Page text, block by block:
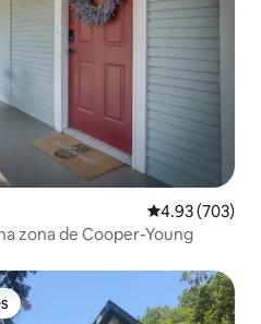
Calificación
4.93 (703)
zona de Cooper-Young
huéspedes